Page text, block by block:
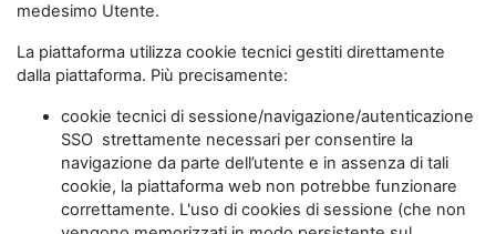
medesimo Utente.
La piattaforma utilizza cookie tecnici gestiti direttamente
dalla piattaforma. Più precisamente:
cookie tecnici di sessione/navigazione/autenticazione
SSO strettamente necessari per consentire la
navigazione da parte dell’utente e in assenza di tali
cookie, la piattaforma web non potrebbe funzionare
correttamente. L'uso di cookies di sessione (che non